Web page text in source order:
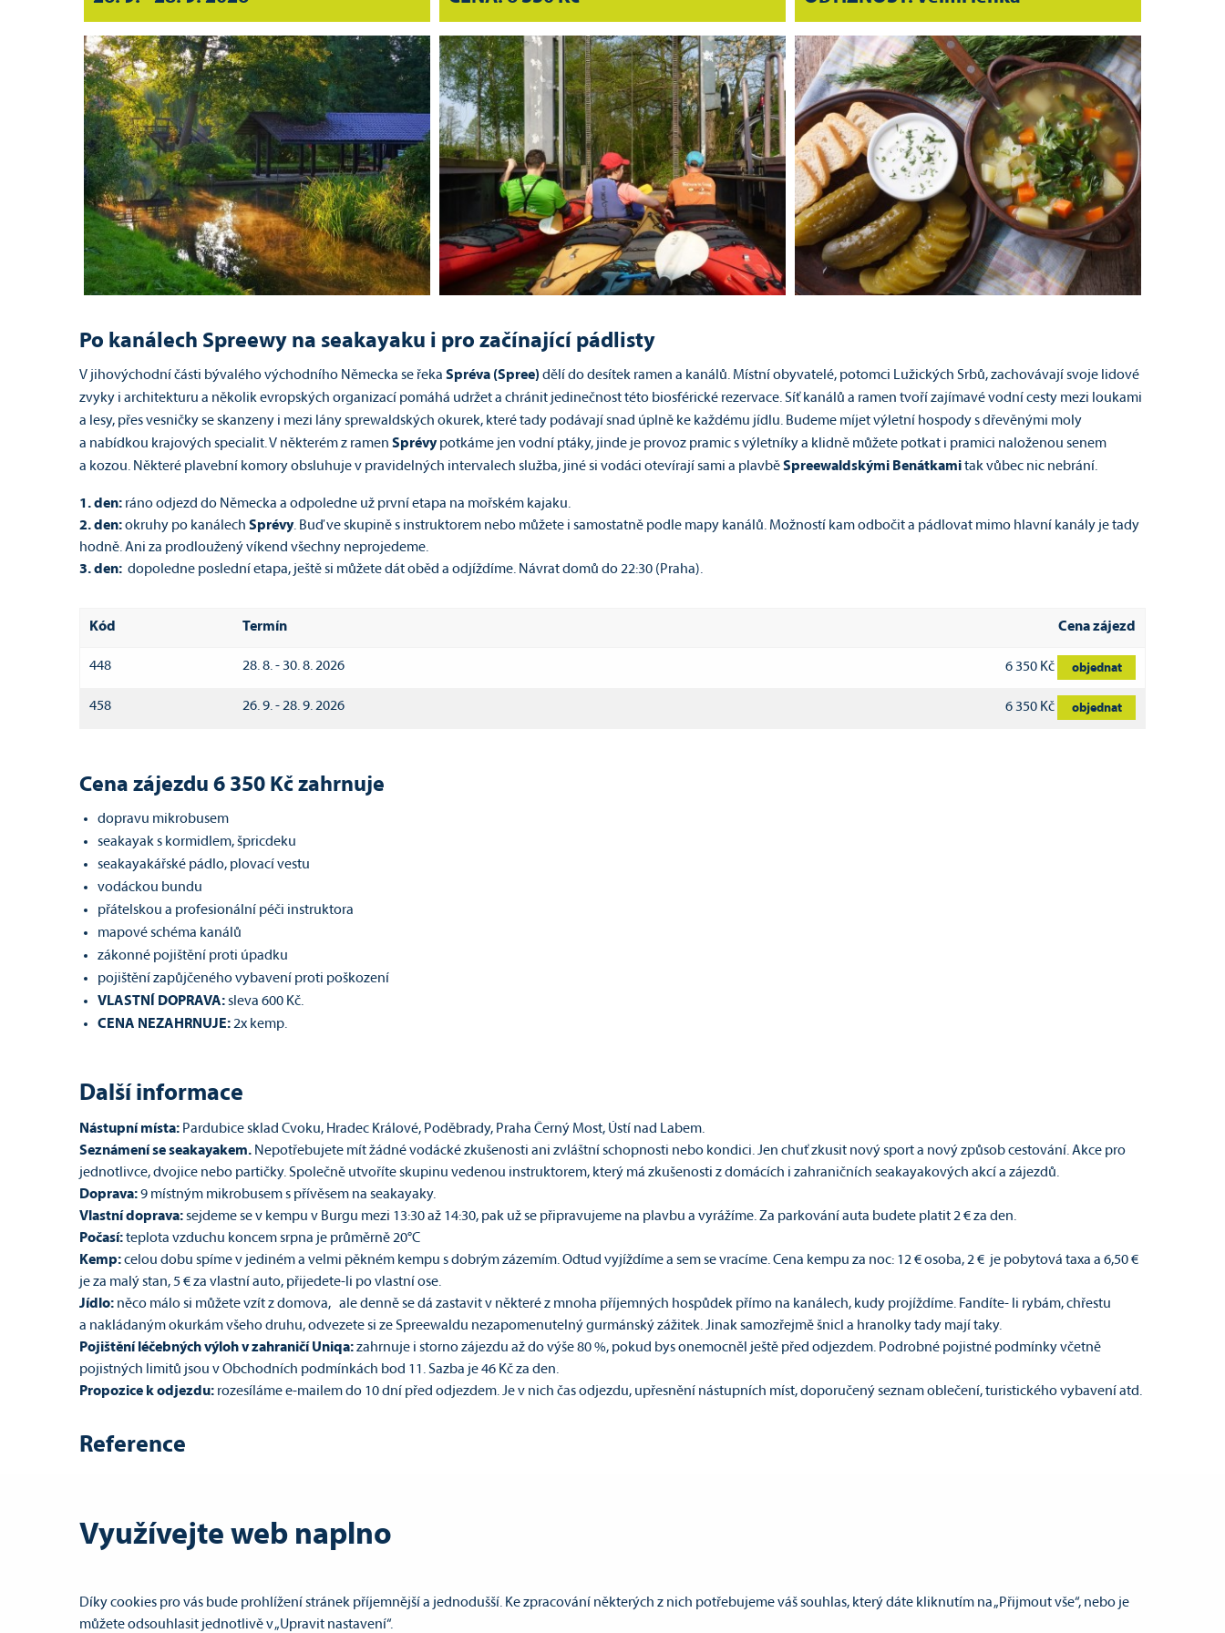
Po kanálech Spreewy na seakayaku i pro začínající pádlisty
V jihovýchodní části bývalého východního Německa se řeka Spréva (Spree) dělí do desítek ramen a kanálů. Místní obyvatelé, potomci Lužických Srbů, zachovávají svoje lidové
zvyky i architekturu a několik evropských organizací pomáhá udržet a chránit jedinečnost této biosférické rezervace. Síť kanálů a ramen tvoří zajímavé vodní cesty mezi loukami
a lesy, přes vesničky se skanzeny i mezi lány sprewaldských okurek, které tady podávají snad úplně ke každému jídlu. Budeme míjet výletní hospody s dřevěnými moly
a nabídkou krajových specialit. V některém z ramen Sprévypotkáme jen vodní ptáky, jinde je provoz pramic s výletníky a klidně můžete potkat i pramici naloženou senem
a kozou. Některé plavební komory obsluhuje v pravidelných intervalech služba, jiné si vodáci otevírají sami a plavběSpreewaldskými Benátkamitak vůbec nic nebrání.
1. den: ráno odjezd do Německa a odpoledne už první etapa na mořském kajaku.
2. den:okruhy po kanálech Sprévy. Buď ve skupině s instruktorem nebo můžete i samostatně podle mapy kanálů. Možností kam odbočit a pádlovat mimo hlavní kanály je tady
hodně. Ani za prodloužený víkend všechny neprojedeme.
3. den: dopoledne poslední etapa, ještě si můžete dát oběd a odjíždíme. Návrat domů do 22:30 (Praha).
Kód Termín Cena zájezd
448 28. 8. - 30. 8. 2026 6 350 Kč objednat
458 26. 9. - 28. 9. 2026 6 350 Kč objednat
Cena zájezdu 6 350 Kč zahrnuje
dopravu mikrobusem
seakayak s kormidlem, špricdeku
seakayakářské pádlo, plovací vestu
vodáckou bundu
přátelskou a profesionální péči instruktora
mapové schéma kanálů
zákonné pojištění proti úpadku
pojištění zapůjčeného vybavení proti poškození
VLASTNÍ DOPRAVA:sleva 600 Kč.
CENA NEZAHRNUJE:2x kemp.
Další informace
Nástupní místa: Pardubice sklad Cvoku, Hradec Králové, Poděbrady, Praha Černý Most, Ústí nad Labem.
Seznámení se seakayakem. Nepotřebujete mít žádné vodácké zkušenosti ani zvláštní schopnosti nebo kondici. Jen chuť zkusit nový sport a nový způsob cestování. Akce pro
jednotlivce, dvojice nebo partičky. Společně utvoříte skupinu vedenou instruktorem, který má zkušenosti z domácích i zahraničních seakayakových akcí a zájezdů.
Doprava:9 místným mikrobusem s přívěsem na seakayaky.
Vlastní doprava:sejdeme se v kempu v Burgu mezi 13:30 až 14:30, pak už se připravujeme na plavbu a vyrážíme. Za parkování auta budete platit 2 € za den.
Počasí:teplota vzduchu koncem srpna je průměrně 20°C
Kemp:celou dobu spíme v jediném a velmi pěkném kempu s dobrým zázemím. Odtud vyjíždíme a sem se vracíme. Cena kempu za noc: 12 € osoba, 2 € je pobytová taxa a 6,50 €
je za malý stan, 5 € za vlastní auto, přijedete-li po vlastní ose.
Jídlo: něco málo si můžete vzít z domova, ale denně se dá zastavit v některé z mnoha příjemných hospůdek přímo na kanálech, kudy projíždíme. Fandíte- li rybám, chřestu
a nakládaným okurkám všeho druhu, odvezete si ze Spreewaldu nezapomenutelný gurmánský zážitek. Jinak samozřejmě šnicl a hranolky tady mají taky.
Pojištění léčebných výloh v zahraničí Uniqa:zahrnuje i storno zájezdu až do výše 80 %, pokud bys onemocněl ještě před odjezdem. Podrobné pojistné podmínky včetně
pojistných limitů jsou v Obchodních podmínkách bod 11. Sazba je 46 Kč za den.
Propozice k odjezdu: rozesíláme e-mailem do 10 dní před odjezdem. Je v nich čas odjezdu, upřesnění nástupních míst, doporučený seznam oblečení, turistického vybavení atd.
Reference
jsme trpělivost a klidný přístup k seakayakovým nováčkům ????. Děkujeme Gabriela
|Obchodní podmínky|Nabídka práce|
Využívejte web naplno
Díky cookies pro vás bude prohlížení stránek příjemnější a jednodušší. Ke zpracování některých z nich potřebujeme váš souhlas, který dáte kliknutím na „Přijmout vše“, nebo je
můžete odsouhlasit jednotlivě v „Upravit nastavení“.